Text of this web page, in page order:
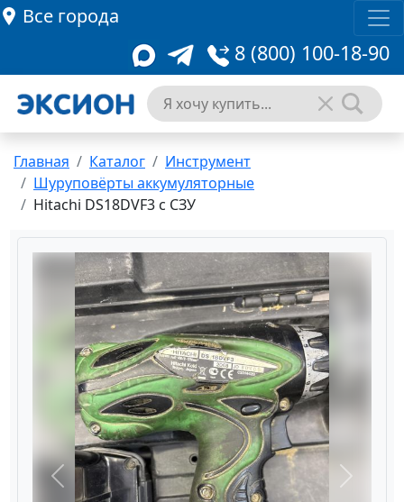
Все города
8 (800) 100-18-90
Главная Каталог
Инструмент
Шуруповёрты аккумуляторные
Hitachi DS18DVF3 с СЗУ
Назад Вперёд